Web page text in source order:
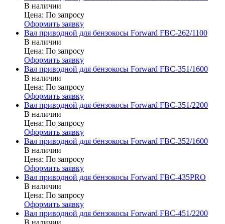
В наличии
Цена: По запросу
Оформить заявку
Вал приводной для бензокосы Forward FBC-262/1100
В наличии
Цена: По запросу
Оформить заявку
Вал приводной для бензокосы Forward FBC-351/1600
В наличии
Цена: По запросу
Оформить заявку
Вал приводной для бензокосы Forward FBC-351/2200
В наличии
Цена: По запросу
Оформить заявку
Вал приводной для бензокосы Forward FBC-352/1600
В наличии
Цена: По запросу
Оформить заявку
Вал приводной для бензокосы Forward FBC-435PRO
В наличии
Цена: По запросу
Оформить заявку
Вал приводной для бензокосы Forward FBC-451/2200
В наличии